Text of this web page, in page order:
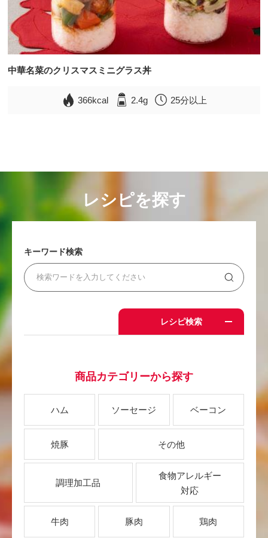
中華名菜のクリスマスミニグラス丼
366kcal 2.4g 25分以上
レシピを探す
キーワード検索
レシピ検索
商品カテゴリーから探す
ハム ソーセージ ベーコン
焼豚 その他
調理加工品
食物アレルギー
対応
牛肉 豚肉 鶏肉